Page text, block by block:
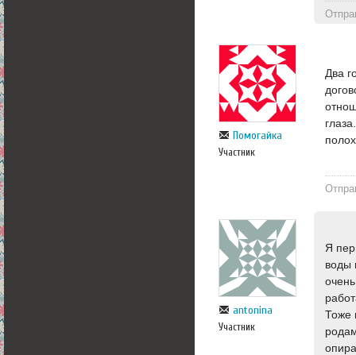
Помогайка
Участник
Два
antonina
Участник
Я
воды
Тоже